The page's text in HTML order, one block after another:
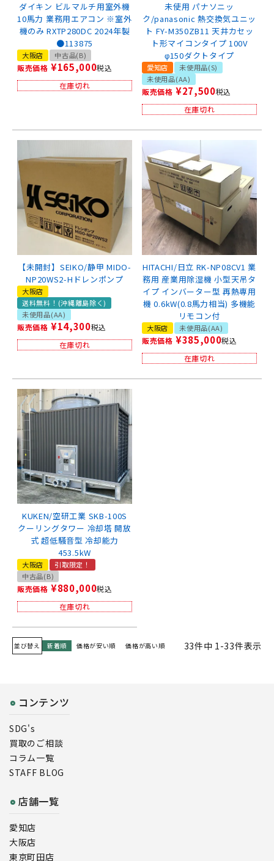
ダイキン ビルマルチ用室外機
10馬力 業務用エアコン ※室外
機のみ RXTP280DC 2024年製
●113875
大阪店 中古品(B)
販売価格 ¥165,000税込
在庫切れ
未使用 パナソニッ
ク/panasonic 熱交換気ユニッ
ト FY-M350ZB11 天井カセッ
ト形マイコンタイプ 100V
φ150ダクトタイプ
愛知店
未使用品(S)
未使用品(AA)
販売価格 ¥27,500税込
在庫切れ
【未開封】SEIKO/静甲 MIDO-
NP20WS2-Hドレンポンプ
大阪店
送料無料！(沖縄離島除く)
未使用品(AA)
販売価格 ¥14,300税込
在庫切れ
HITACHI/日立 RK-NP08CV1 業
務用 産業用除湿機 小型天吊タ
イプ インバーター型 再熱専用
機 0.6kW(0.8馬力相当) 多機能
リモコン付
大阪店 未使用品(AA)
販売価格 ¥385,000税込
在庫切れ
KUKEN/空研工業 SKB-100S
クーリングタワー 冷却塔 開放
式 超低騒音型 冷却能力
453.5kW
大阪店
引取限定！
中古品(B)
販売価格 ¥880,000税込
在庫切れ
並び替え 新着順 価格が安い順 価格が高い順 33件中 1-33件表示
コンテンツ
SDG's
買取のご相談
コラム一覧
STAFF BLOG
店舗一覧
愛知店
大阪店
東京町田店